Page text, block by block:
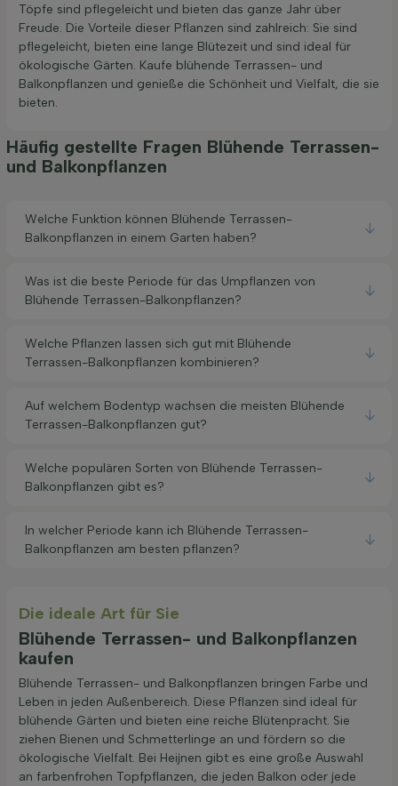
Töpfe sind pflegeleicht und bieten das ganze Jahr über
Freude. Die Vorteile dieser Pflanzen sind zahlreich: Sie sind
pflegeleicht, bieten eine lange Blütezeit und sind ideal für
ökologische Gärten. Kaufe blühende Terrassen- und
Balkonpflanzen und genieße die Schönheit und Vielfalt, die sie
bieten.
Häufig gestellte Fragen Blühende Terrassen-
und Balkonpflanzen
Welche Funktion können Blühende Terrassen-
Balkonpflanzen in einem Garten haben?
Was ist die beste Periode für das Umpflanzen von
Blühende Terrassen-Balkonpflanzen?
Welche Pflanzen lassen sich gut mit Blühende
Terrassen-Balkonpflanzen kombinieren?
Auf welchem Bodentyp wachsen die meisten Blühende
Terrassen-Balkonpflanzen gut?
Welche populären Sorten von Blühende Terrassen-
Balkonpflanzen gibt es?
In welcher Periode kann ich Blühende Terrassen-
Balkonpflanzen am besten pflanzen?
Die ideale Art für Sie
Blühende Terrassen- und Balkonpflanzen
kaufen
Blühende Terrassen- und Balkonpflanzen bringen Farbe und
Leben in jeden Außenbereich. Diese Pflanzen sind ideal für
blühende Gärten und bieten eine reiche Blütenpracht. Sie
ziehen Bienen und Schmetterlinge an und fördern so die
ökologische Vielfalt. Bei Heijnen gibt es eine große Auswahl
an farbenfrohen Topfpflanzen, die jeden Balkon oder jede